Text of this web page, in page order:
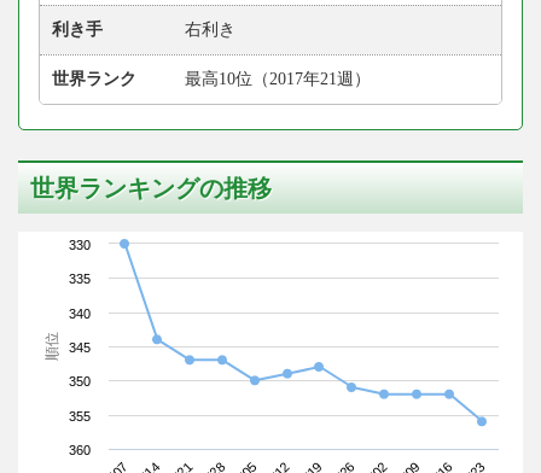
利き手 右利き
世界ランク 最高10位（2017年21週）
世界ランキングの推移
順位
330
335
340
345
350
355
360